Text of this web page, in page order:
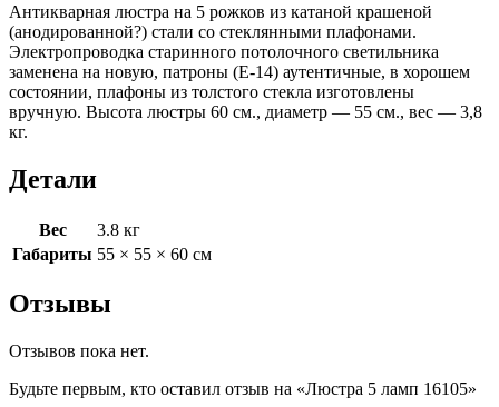
Антикварная люстра на 5 рожков из катаной крашеной
(анодированной?) стали со стеклянными плафонами.
Электропроводка старинного потолочного светильника
заменена на новую, патроны (Е-14) аутентичные, в хорошем
состоянии, плафоны из толстого стекла изготовлены
вручную. Высота люстры 60 см., диаметр — 55 см., вес — 3,8
кг.
Детали
Вес
3.8 кг
Габариты 55 × 55 × 60 см
Отзывы
Отзывов пока нет.
Будьте первым, кто оставил отзыв на «Люстра 5 ламп 16105»